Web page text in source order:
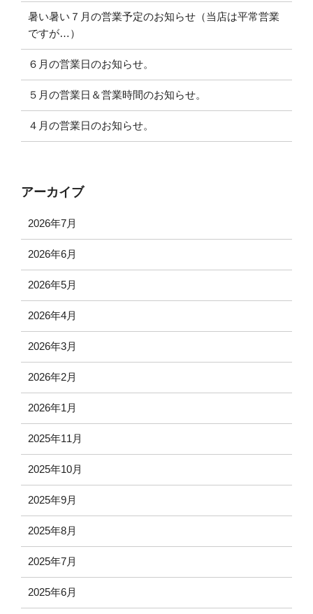
暑い暑い７月の営業予定のお知らせ（当店は平常営業
ですが…）
６月の営業日のお知らせ。
５月の営業日＆営業時間のお知らせ。
４月の営業日のお知らせ。
アーカイブ
2026年7月
2026年6月
2026年5月
2026年4月
2026年3月
2026年2月
2026年1月
2025年11月
2025年10月
2025年9月
2025年8月
2025年7月
2025年6月